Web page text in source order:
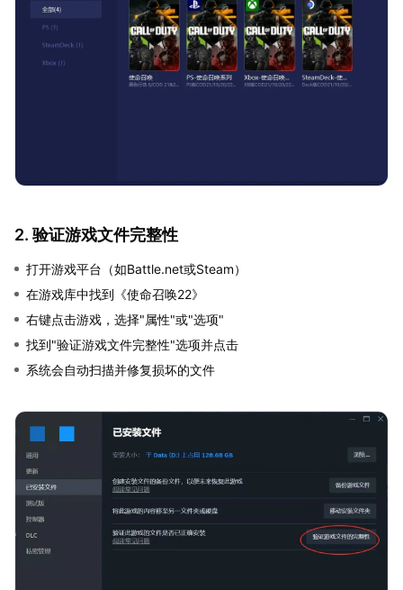
2. 验证游戏文件完整性
打开游戏平台（如Battle.net或Steam）
在游戏库中找到《使命召唤22》
右键点击游戏，选择"属性"或"选项"
找到"验证游戏文件完整性"选项并点击
系统会自动扫描并修复损坏的文件